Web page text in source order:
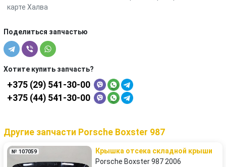
карте Халва
Поделиться запчастью
Хотите купить запчасть?
+375 (29) 541-30-00
+375 (44) 541-30-00
Другие запчасти Porsche Boxster 987
№ 107059
Крышка отсека складной крыши
Porsche Boxster 987 2006